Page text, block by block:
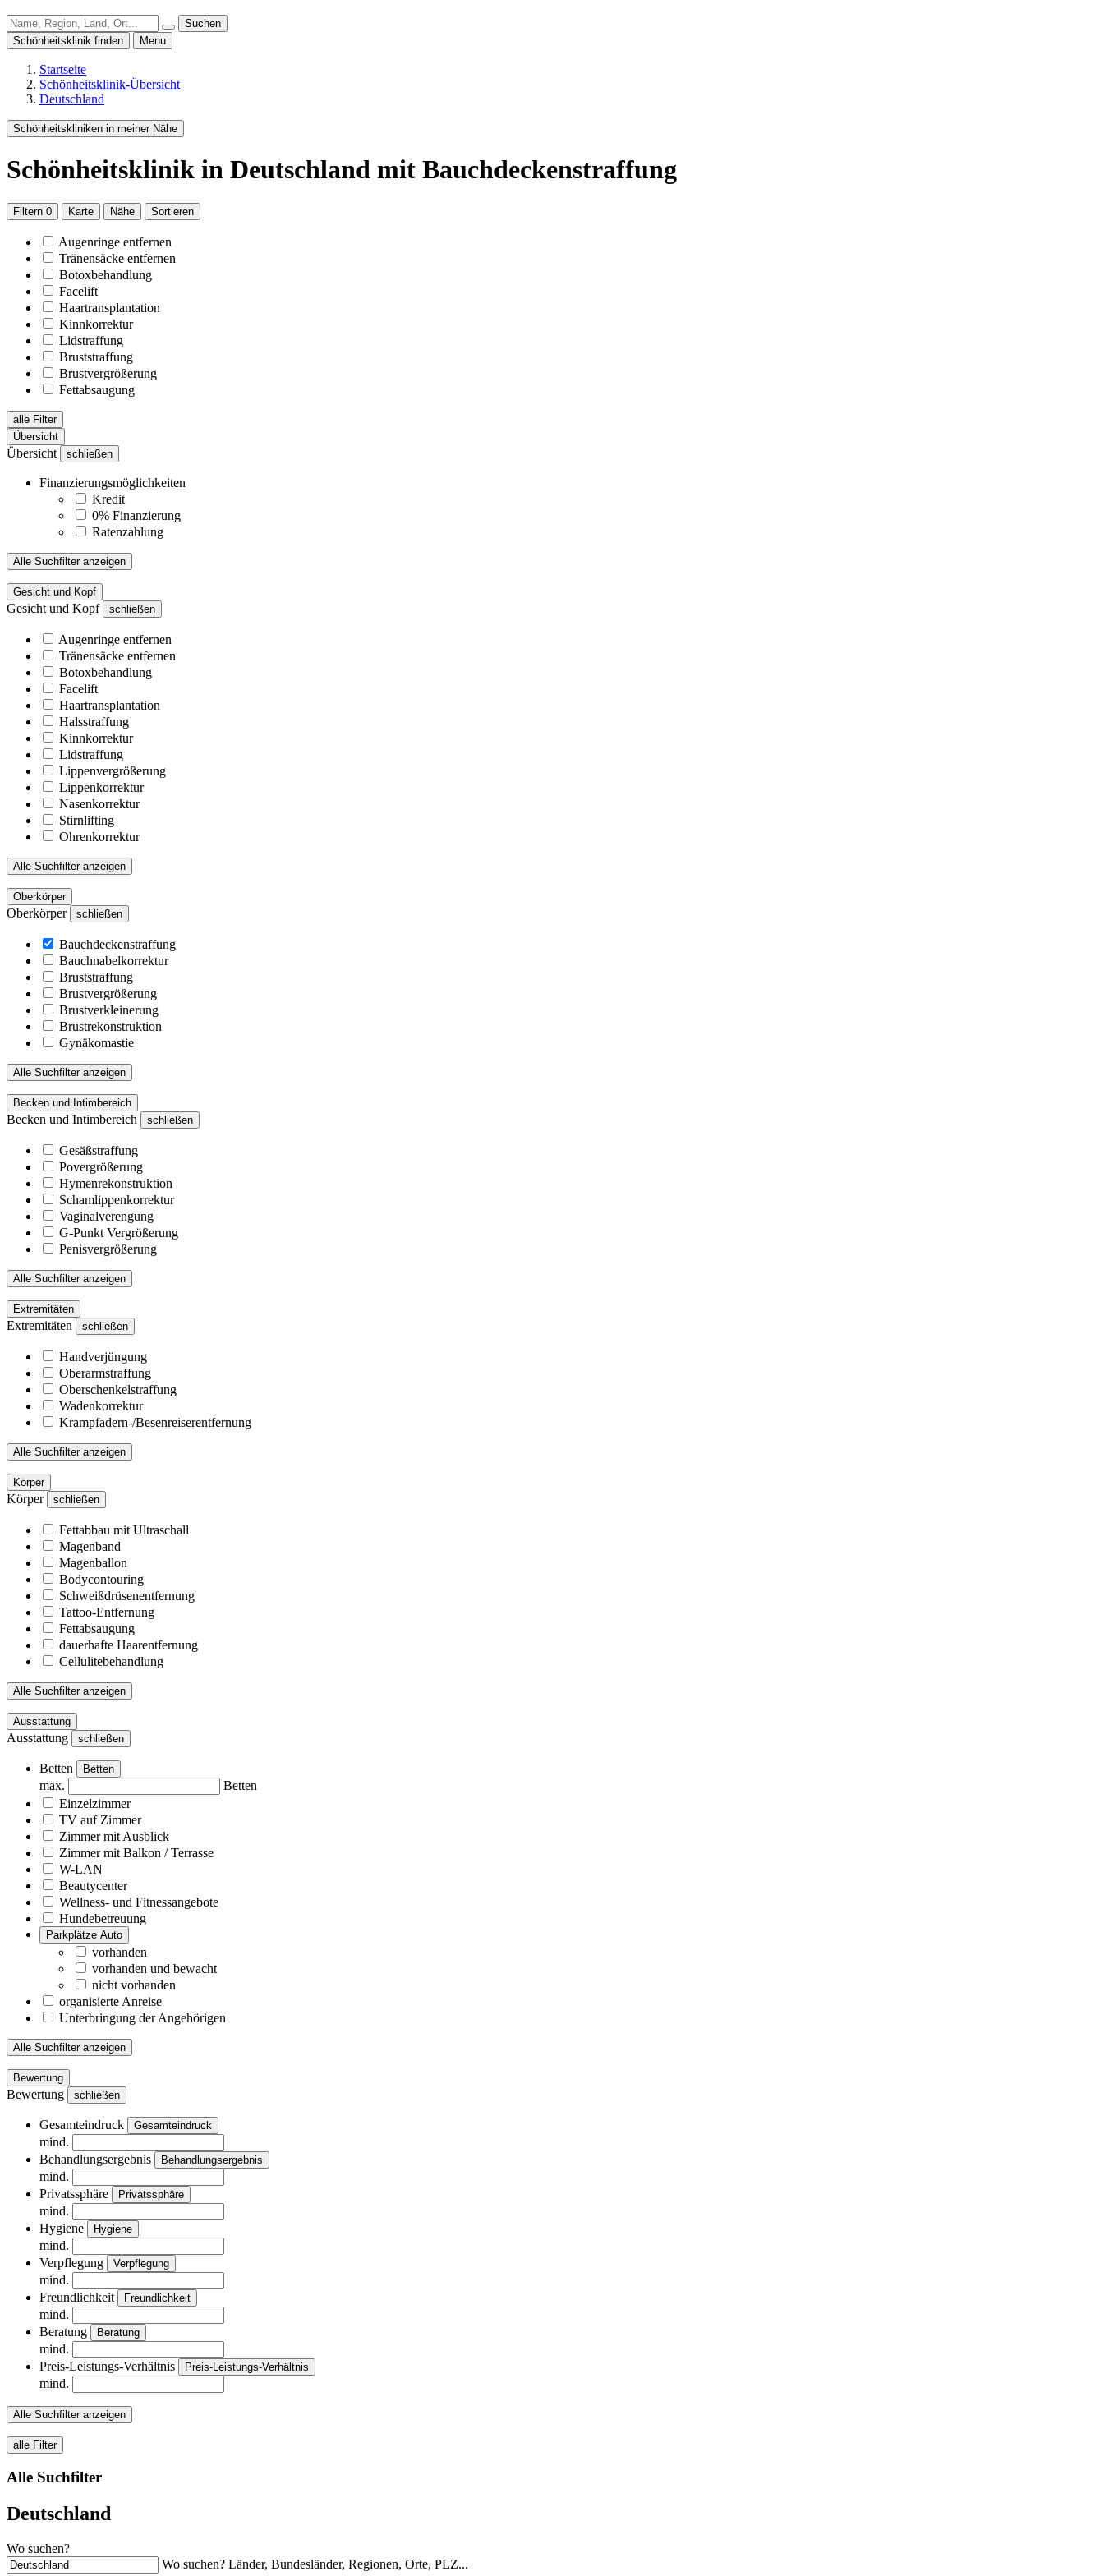
Suchen
Schönheitsklinik finden
Menu
Startseite
Schönheitsklinik-Übersicht
Deutschland
Schönheitskliniken in meiner Nähe
Schönheitsklinik in Deutschland mit Bauchdeckenstraffung
Filtern 0 Karte Nähe Sortieren
Augenringe entfernen
Tränensäcke entfernen
Botoxbehandlung
Facelift
Haartransplantation
Kinnkorrektur
Lidstraffung
Bruststraffung
Brustvergrößerung
Fettabsaugung
alle Filter
Übersicht
Übersicht schließen
Finanzierungsmöglichkeiten
Kredit
0% Finanzierung
Ratenzahlung
Alle Suchfilter anzeigen
Gesicht und Kopf
Gesicht und Kopf schließen
Augenringe entfernen
Tränensäcke entfernen
Botoxbehandlung
Facelift
Haartransplantation
Halsstraffung
Kinnkorrektur
Lidstraffung
Lippenvergrößerung
Lippenkorrektur
Nasenkorrektur
Stirnlifting
Ohrenkorrektur
Alle Suchfilter anzeigen
Oberkörper
Oberkörper schließen
Bauchdeckenstraffung
Bauchnabelkorrektur
Bruststraffung
Brustvergrößerung
Brustverkleinerung
Brustrekonstruktion
Gynäkomastie
Alle Suchfilter anzeigen
Becken und Intimbereich
Becken und Intimbereich schließen
Gesäßstraffung
Povergrößerung
Hymenrekonstruktion
Schamlippenkorrektur
Vaginalverengung
G-Punkt Vergrößerung
Penisvergrößerung
Alle Suchfilter anzeigen
Extremitäten
Extremitäten schließen
Handverjüngung
Oberarmstraffung
Oberschenkelstraffung
Wadenkorrektur
Krampfadern-/Besenreiserentfernung
Alle Suchfilter anzeigen
Körper
Körper schließen
Fettabbau mit Ultraschall
Magenband
Magenballon
Bodycontouring
Schweißdrüsenentfernung
Tattoo-Entfernung
Fettabsaugung
dauerhafte Haarentfernung
Cellulitebehandlung
Alle Suchfilter anzeigen
Ausstattung
Ausstattung schließen
Betten Betten
max.
Betten
Einzelzimmer
TV auf Zimmer
Zimmer mit Ausblick
Zimmer mit Balkon / Terrasse
W-LAN
Beautycenter
Wellness- und Fitnessangebote
Hundebetreuung
Parkplätze Auto
vorhanden
vorhanden und bewacht
nicht vorhanden
organisierte Anreise
Unterbringung der Angehörigen
Alle Suchfilter anzeigen
Bewertung
Bewertung schließen
Gesamteindruck Gesamteindruck
mind.
Behandlungsergebnis
Behandlungsergebnis
mind.
Privatssphäre
Privatssphäre
mind.
Hygiene
Hygiene
mind.
Verpflegung
Verpflegung
mind.
Freundlichkeit
Freundlichkeit
mind.
Beratung
Beratung
mind.
Preis-Leistungs-Verhältnis
Preis-Leistungs-Verhältnis
mind.
Alle Suchfilter anzeigen
alle Filter
Alle Suchfilter
Deutschland
Wo suchen?
Wo suchen? Länder, Bundesländer, Regionen, Orte, PLZ...